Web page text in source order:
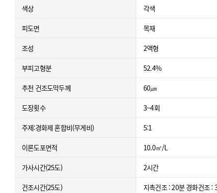
색상 각색
피도면 목재
조성 2액형
부피고형분 52.4%
추천 건조도막두께 60㎛
도장횟수 3~4회
주제:경화제 혼합비(무게비) 5:1
이론도포면적 10.0㎡/L
가사시간(25도) 2시간
건조시간(25도) 지촉건조 : 20분 경화건조 :